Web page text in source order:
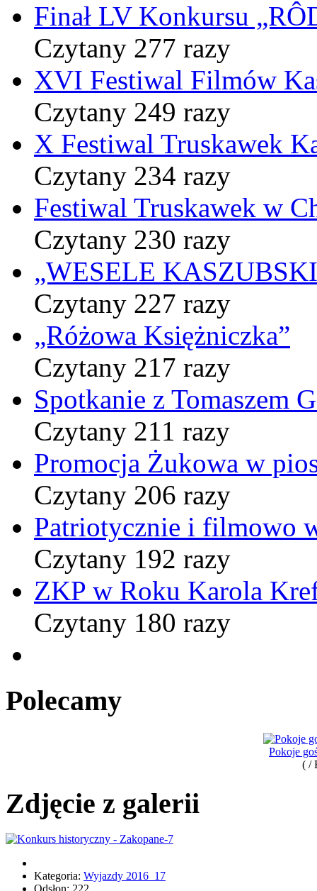
Finał LV Konkursu
Czytany 277 razy
XVI Festiwal Filmów
Czytany 249 razy
X Festiwal Truskawek
Czytany 234 razy
Festiwal Truskawek w
Czytany 230 razy
„WESELE
Czytany 227 razy
„Różowa Księżniczka”
Czytany 217 razy
Spotkanie z Tomaszem
Czytany 211 razy
Promocja Żukowa w
Czytany 206 razy
Patriotycznie i filmowo
Czytany 192 razy
ZKP w Roku Karola
Czytany 180 razy
Polecamy
Pokoje
( /
Zdjęcie z galerii
Kategoria: Wyjazdy 2016_17